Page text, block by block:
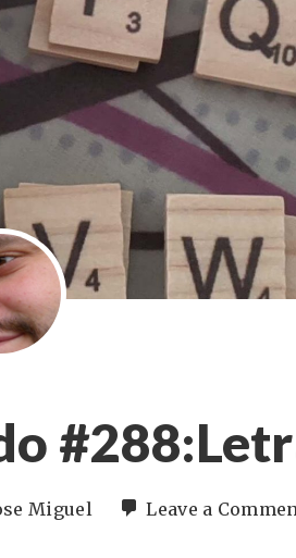
Miguel Leave a